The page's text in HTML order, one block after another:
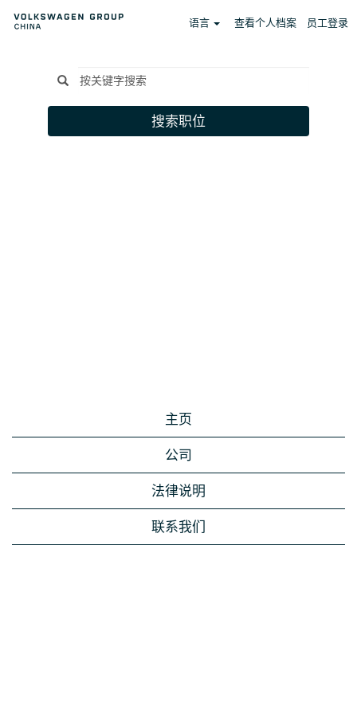
语言 查看个人档案 员工登录
搜索职位
主页
公司
法律说明
联系我们